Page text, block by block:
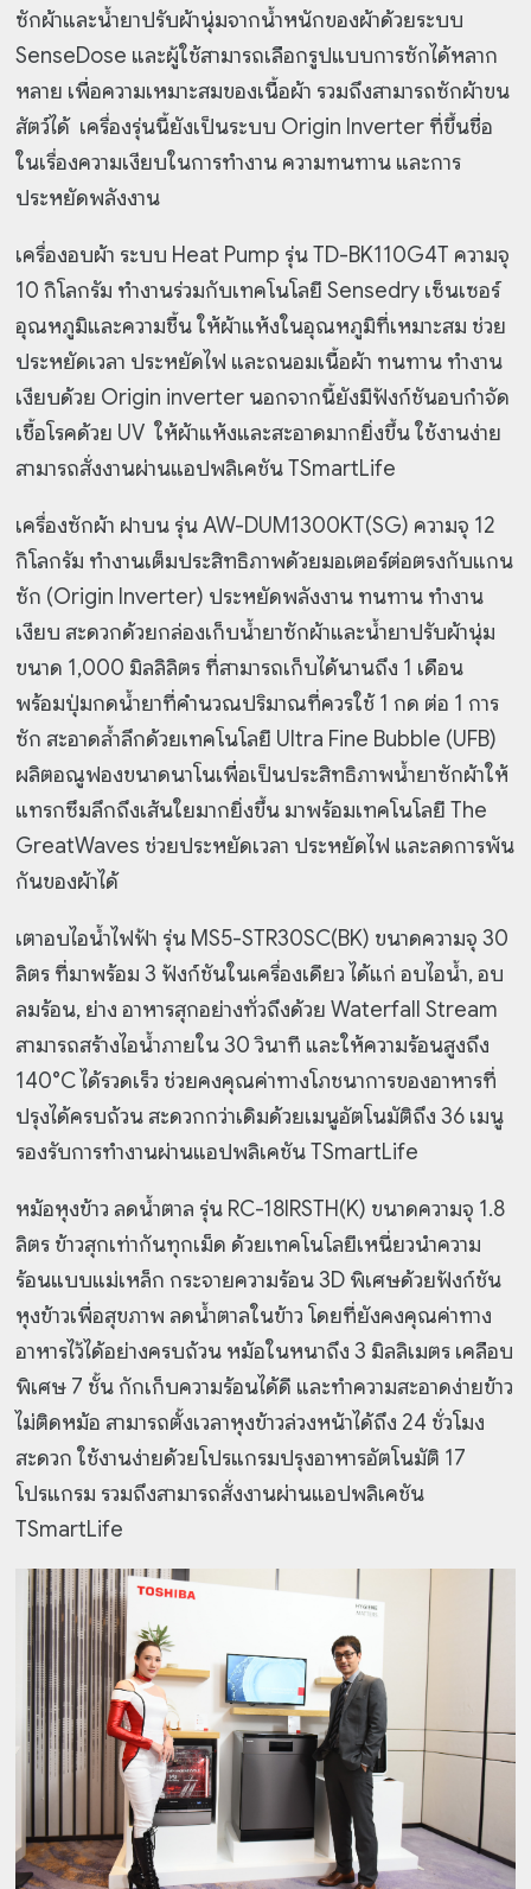
ซักผ้าและน้ำยาปรับผ้านุ่มจากน้ำหนักของผ้าด้วยระบบ
SenseDose และผู้ใช้สามารถเลือกรูปแบบการซักได้หลาก
หลาย เพื่อความเหมาะสมของเนื้อผ้า รวมถึงสามารถซักผ้าขน
สัตว์ได้ เครื่องรุ่นนี้ยังเป็นระบบ Origin Inverter ที่ขึ้นชื่อ
ในเรื่องความเงียบในการทำงาน ความทนทาน และการ
ประหยัดพลังงาน
เครื่องอบผ้า ระบบ Heat Pump รุ่น TD-BK110G4T ความจุ
10 กิโลกรัม ทำงานร่วมกับเทคโนโลยี Sensedry เซ็นเซอร์
อุณหภูมิและความชื้น ให้ผ้าแห้งในอุณหภูมิที่เหมาะสม ช่วย
ประหยัดเวลา ประหยัดไฟ และถนอมเนื้อผ้า ทนทาน ทำงาน
เงียบด้วย Origin inverter นอกจากนี้ยังมีฟังก์ชันอบกำจัด
เชื้อโรคด้วย UV ให้ผ้าแห้งและสะอาดมากยิ่งขึ้น ใช้งานง่าย
สามารถสั่งงานผ่านแอปพลิเคชัน TSmartLife
เครื่องซักผ้า ฝาบน รุ่น AW-DUM1300KT(SG) ความจุ 12
กิโลกรัม ทำงานเต็มประสิทธิภาพด้วยมอเตอร์ต่อตรงกับแกน
ซัก (Origin Inverter) ประหยัดพลังงาน ทนทาน ทำงาน
เงียบ สะดวกด้วยกล่องเก็บน้ำยาซักผ้าและน้ำยาปรับผ้านุ่ม
ขนาด 1,000 มิลลิลิตร ที่สามารถเก็บได้นานถึง 1 เดือน
พร้อมปุ่มกดน้ำยาที่คำนวณปริมาณที่ควรใช้ 1 กด ต่อ 1 การ
ซัก สะอาดล้ำลึกด้วยเทคโนโลยี Ultra Fine Bubble (UFB)
ผลิตอณูฟองขนาดนาโนเพื่อเป็นประสิทธิภาพน้ำยาซักผ้าให้
แทรกซึมลึกถึงเส้นใยมากยิ่งขึ้น มาพร้อมเทคโนโลยี The
GreatWaves ช่วยประหยัดเวลา ประหยัดไฟ และลดการพัน
กันของผ้าได้
เตาอบไอน้ำไฟฟ้า รุ่น MS5-STR30SC(BK) ขนาดความจุ 30
ลิตร ที่มาพร้อม 3 ฟังก์ชันในเครื่องเดียว ได้แก่ อบไอน้ำ, อบ
ลมร้อน, ย่าง อาหารสุกอย่างทั่วถึงด้วย Waterfall Stream
สามารถสร้างไอน้ำภายใน 30 วินาที และให้ความร้อนสูงถึง
140°C ได้รวดเร็ว ช่วยคงคุณค่าทางโภชนาการของอาหารที่
ปรุงได้ครบถ้วน สะดวกกว่าเดิมด้วยเมนูอัตโนมัติถึง 36 เมนู
รองรับการทำงานผ่านแอปพลิเคชัน TSmartLife
หม้อหุงข้าว ลดน้ำตาล รุ่น RC-18IRSTH(K) ขนาดความจุ 1.8
ลิตร ข้าวสุกเท่ากันทุกเม็ด ด้วยเทคโนโลยีเหนี่ยวนำความ
ร้อนแบบแม่เหล็ก กระจายความร้อน 3D พิเศษด้วยฟังก์ชัน
หุงข้าวเพื่อสุขภาพ ลดน้ำตาลในข้าว โดยที่ยังคงคุณค่าทาง
อาหารไว้ได้อย่างครบถ้วน หม้อในหนาถึง 3 มิลลิเมตร เคลือบ
พิเศษ 7 ชั้น กักเก็บความร้อนได้ดี และทำความสะอาดง่ายข้าว
ไม่ติดหม้อ สามารถตั้งเวลาหุงข้าวล่วงหน้าได้ถึง 24 ชั่วโมง
สะดวก ใช้งานง่ายด้วยโปรแกรมปรุงอาหารอัตโนมัติ 17
โปรแกรม รวมถึงสามารถสั่งงานผ่านแอปพลิเคชัน
TSmartLife